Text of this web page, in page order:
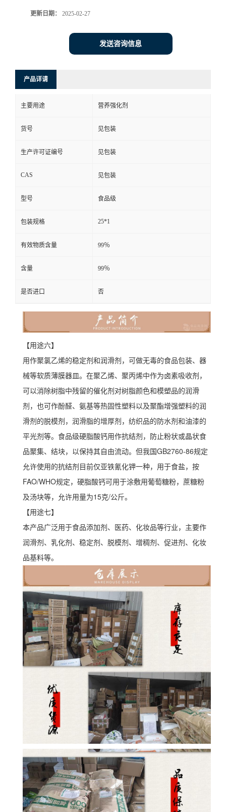
更新日期： 2025-02-27
发送咨询信息
产品详请
主要用途 营养强化剂
货号 见包装
生产许可证编号 见包装
CAS 见包装
型号 食品级
包装规格 25*1
有效物质含量 99％
含量 99％
是否进口 否
【用途六】
用作聚氯乙烯的稳定剂和润滑剂，可做无毒的食品包装、器
械等软质薄膜器皿。在聚乙烯、聚丙烯中作为卤素吸收剂，
可以消除树脂中残留的催化剂对树脂颜色和模塑品的润滑
剂，也可作酚醛、氨基等热固性塑料以及聚酯增强塑料的润
滑剂的脱模剂，润滑脂的增厚剂，纺织品的防水剂和油漆的
平光剂等。食品级硬脂酸钙用作抗结剂，防止粉状或晶状食
品聚集、结块，以保持其自由流动。但我国GB2760-86规定
允许使用的抗结剂目前仅亚铁氰化钾一种，用于食盐，按
FAO/WHO规定，硬脂酸钙可用于涂敷用葡萄糖粉，蔗糖粉
及汤块等，允许用量为15克/公斤。
【用途七】
本产品广泛用于食品添加剂、医药、化妆品等行业，主要作
润滑剂、乳化剂、稳定剂、脱模剂、增稠剂、促进剂、化妆
品基料等。